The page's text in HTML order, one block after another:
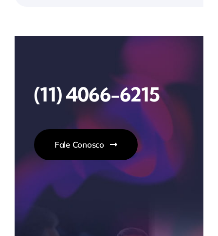
(11) 4066-6215
Fale Conosco